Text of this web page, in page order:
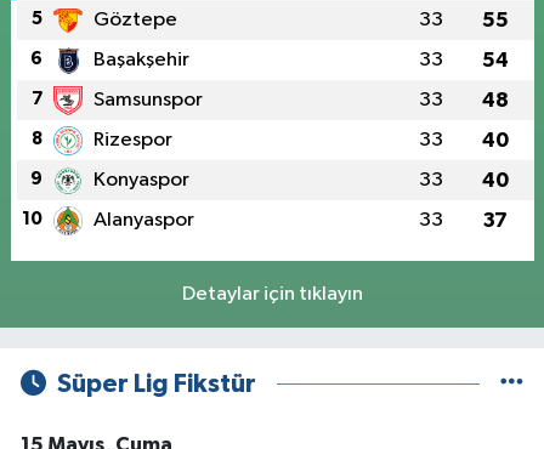
5 Göztepe 33 55
6 Başakşehir 33 54
7 Samsunspor 33 48
8 Rizespor 33 40
9 Konyaspor 33 40
10 Alanyaspor 33 37
Detaylar için tıklayın
Süper Lig Fikstür